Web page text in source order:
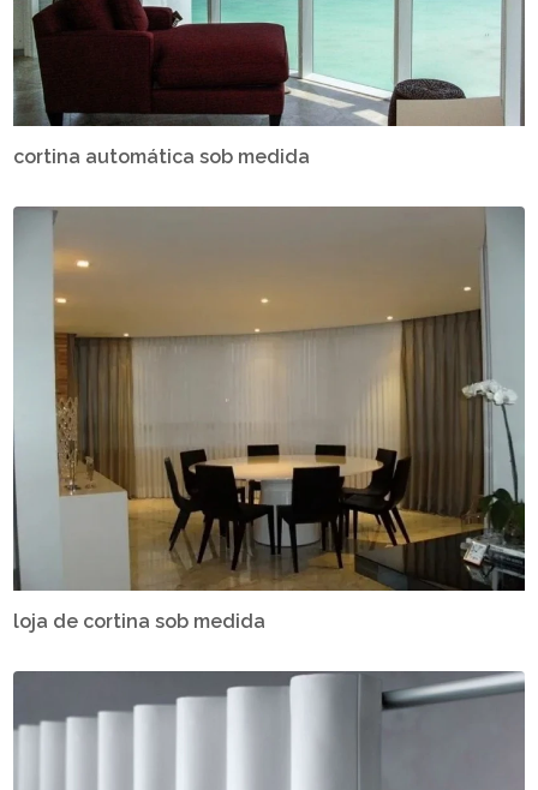
cortina automática sob medida
loja de cortina sob medida